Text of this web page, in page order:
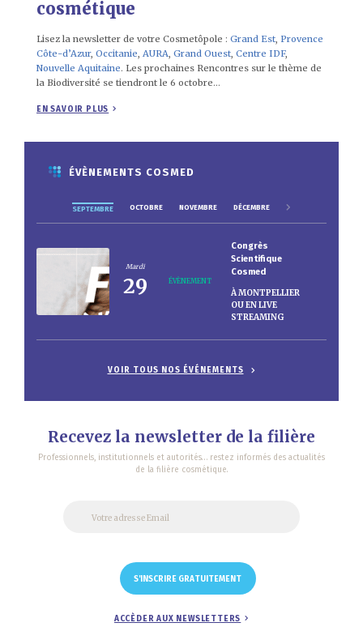
cosmétique
Lisez la newsletter de votre Cosmetôpole : Grand Est Provence
Côte-d’Azur, Occitanie AURA Grand Ouest Centre IDF,
Nouvelle Aquitaine. Les prochaines Rencontres sur le thème de
la Biodiversité se tiendront le 6 octobre…
EN SAVOIR PLUS
ÉVÈNEMENTS COSMED
SEPTEMBRE OCTOBRE NOVEMBRE DÉCEMBRE
Mardi
29 ÉVÈNEMENT
Congrès
Scientifique
Cosmed
À MONTPELLIER
OU EN LIVE
STREAMING
VOIR TOUS NOS ÉVÉNEMENTS
Recevez la newsletter de la filière
Professionnels, institutionnels et autorités… restez informés des actualités
de la filière cosmétique.
ACCÈDER AUX NEWSLETTERS